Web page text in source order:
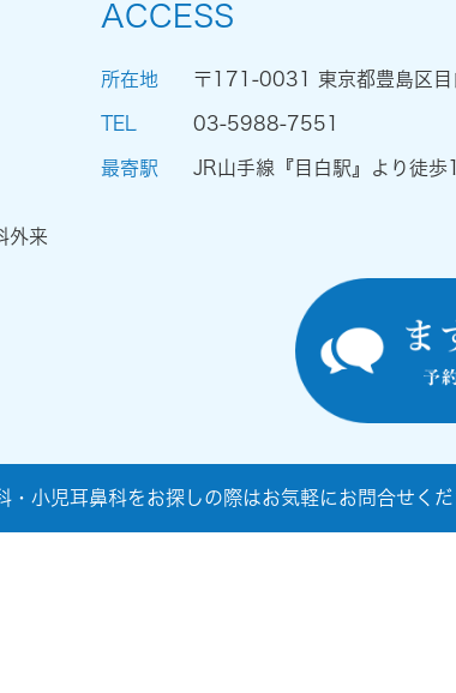
外来
ACCESS
所在地 〒171-0031 東京都豊島区
TEL 03-5988-7551
最寄駅 JR山手線『目白駅』より徒歩
・小児耳鼻科をお探しの際はお気軽にお問合せく